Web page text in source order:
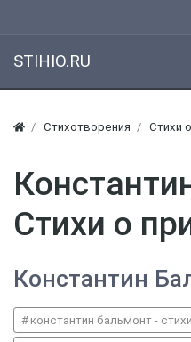
STIHIO.RU
Стихотворения Стихи
Стихи о
Константин
константин бальмонт -